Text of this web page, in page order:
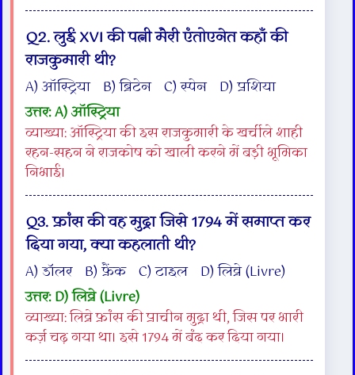
Q2. लुई XVI की पत्नी मैरी एंतोएनेत कहाँ की
राजकुमारी थी?
A) ऑस्ट्रिया B) ब्रिटेन C) स्पेन D) प्रशिया
उत्तर: A) ऑस्ट्रिया
व्याख्या: ऑस्ट्रिया की इस राजकुमारी के खर्चीले शाही
रहन-सहन ने राजकोष को खाली करने में बड़ी भूमिका
निभाई।
Q3. फ्रांस की वह मुद्रा जिसे 1794 में समाप्त कर
दिया गया, क्या कहलाती थी?
A) डॉलर B) फ्रैंक C) टाइल D) लिव्रे (Livre)
उत्तर: D) लिव्रे (Livre)
व्याख्या: लिव्रे फ्रांस की प्राचीन मुद्रा थी, जिस पर भारी
कर्ज़ चढ़ गया था। इसे 1794 में बंद कर दिया गया।